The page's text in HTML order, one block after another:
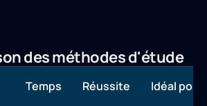
des méthodes d'étude
Temps Réussite Idéal pour